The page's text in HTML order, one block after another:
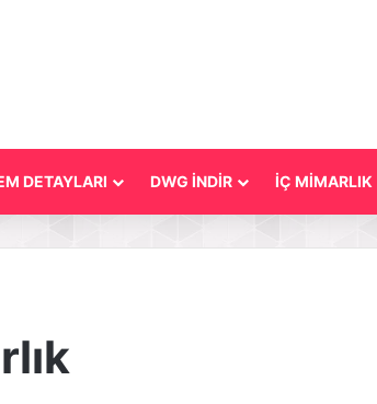
DETAYLARI DWG İNDİR İÇ MİMARLIK